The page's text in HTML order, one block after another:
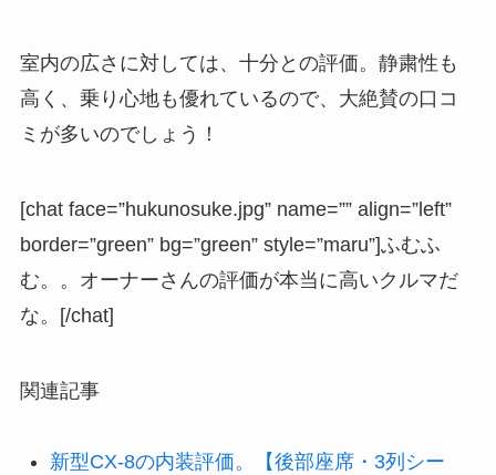
室内の広さに対しては、十分との評価。 静粛性も
高く、乗り心地も優れているので、大絶賛の口コ
ミが多いのでしょう！
[chat face=”hukunosuke.jpg” name=”” align=”left”
border=”green” bg=”green” style=”maru”]ふむふ
む。。オーナーさんの評価が本当に高いクルマだ
な。[/chat]
関連記事
新型CX-8の内装評価。【後部座席・3列シー